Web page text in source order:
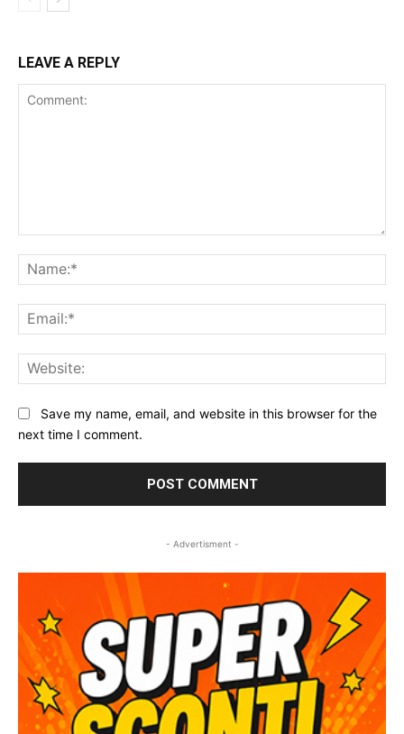
LEAVE A REPLY
Save my name, email, and website in this browser for the
next time I comment.
- Advertisment -